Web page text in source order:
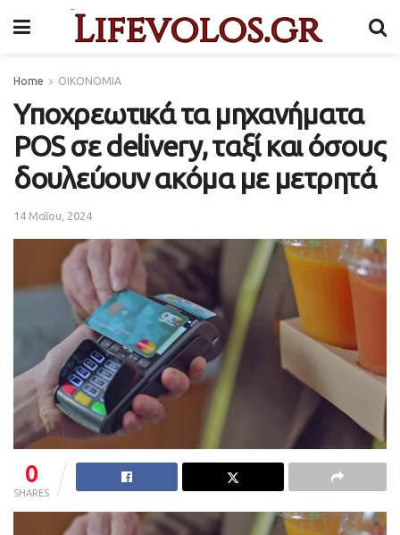
Home ΟΙΚΟΝΟΜΙΑ
Υποχρεωτικά τα μηχανήματα
POS σε delivery, ταξί και όσους
δουλεύουν ακόμα με μετρητά
14 Μαΐου, 2024
0
SHARES